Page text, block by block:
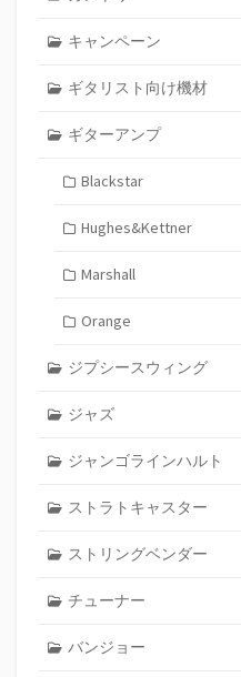
キャンペーン
ギタリスト向け機材
ギターアンプ
Blackstar
Hughes&Kettner
Marshall
Orange
ジプシースウィング
ジャズ
ジャンゴラインハルト
ストラトキャスター
ストリングベンダー
チューナー
バンジョー